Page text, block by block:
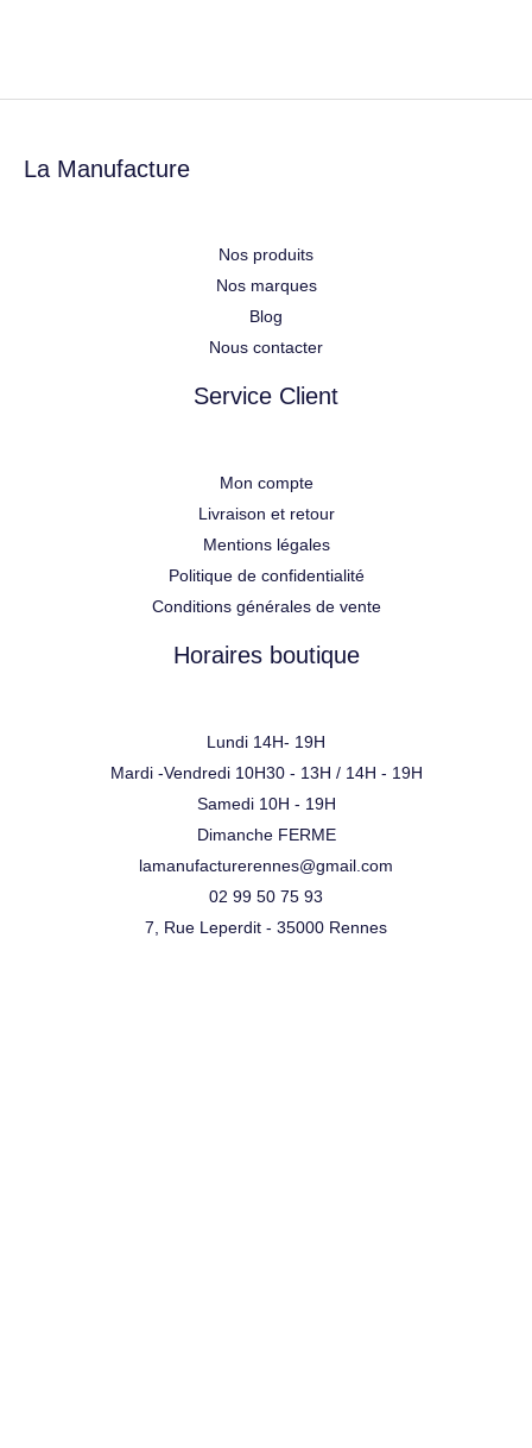
La Manufacture
Nos produits
Nos marques
Blog
Nous contacter
Service Client
Mon compte
Livraison et retour
Mentions légales
Politique de confidentialité
Conditions générales de vente
Horaires boutique
Lundi 14H- 19H
Mardi -Vendredi 10H30 - 13H / 14H - 19H
Samedi 10H - 19H
Dimanche FERME
lamanufacturerennes@gmail.com
02 99 50 75 93
7, Rue Leperdit - 35000 Rennes